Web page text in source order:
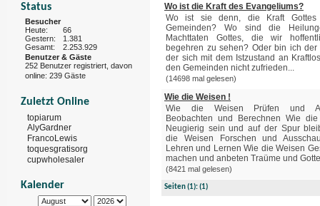
Status
Besucher
Heute:
66
Gestern:
1.381
Gesamt:
2.253.929
Benutzer & Gäste
252 Benutzer registriert, davon
online: 239 Gäste
Zuletzt Online
topiarum
AlyGardner
FrancoLewis
toquesgratisorg
cupwholesaler
Kalender
Wo ist die Kraft des Evangeliums?
Wo ist sie denn, die Kraft
Gemeinden? Wo sind die
Machttaten Gottes, die wir
begehren zu sehen? Oder bin ich der
der sich mit dem Istzustand an
den Gemeinden nicht zufrieden...
(14698 mal gelesen)
Wie die Weisen !
Wie die Weisen Prüfen und
Beobachten und Berechnen Wie
Neugierig sein und auf der Spur
die Weisen Forschen und
Lehren und Lernen Wie die Weisen
machen und anbeten Traüme und
(8421 mal gelesen)
Seiten(1):(1)